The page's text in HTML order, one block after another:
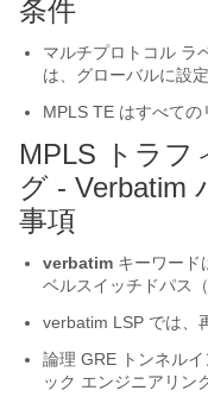
条件
マルチプロトコル ラ
は、グローバルに設
MPLS TE はすべての
MPLS トラフ
グ - Verbatim
事項
verbatim キーワード
ベルスイッチドパス
verbatim LSP では、
論理 GRE トンネル
ック エンジニアリン